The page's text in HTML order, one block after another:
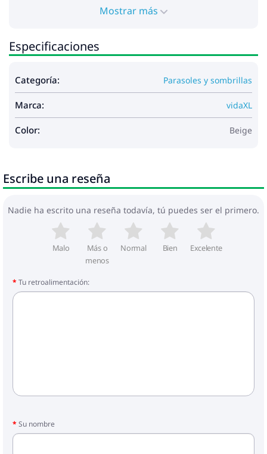
Mostrar más
Especificaciones
Categoría: Parasoles y sombrillas
Marca: vidaXL
Color: Beige
Escribe una reseña
Nadie ha escrito una reseña todavía, tú puedes ser el primero.
Malo
Más o
menos
Normal Bien Excelente
Tu retroalimentación:
Su nombre